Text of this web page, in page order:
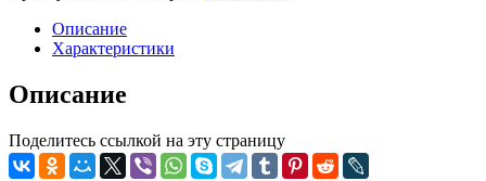
Описание
Характеристики
Описание
Поделитесь ссылкой на эту страницу